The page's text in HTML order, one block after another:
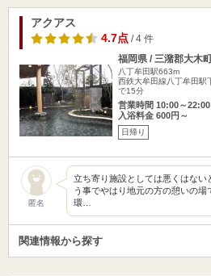
アクアス
4.7点/ 4 件
福岡県 / 三潴郡大木
八丁牟田駅663m
西鉄大牟田線八丁牟田駅
で15分
営業時間 10:00～22:00
入浴料金 600円～
日帰り
匿名
立ち寄り施設としては悪くはな
う事でやはり地元の方の憩いの
環…
関連情報から探す